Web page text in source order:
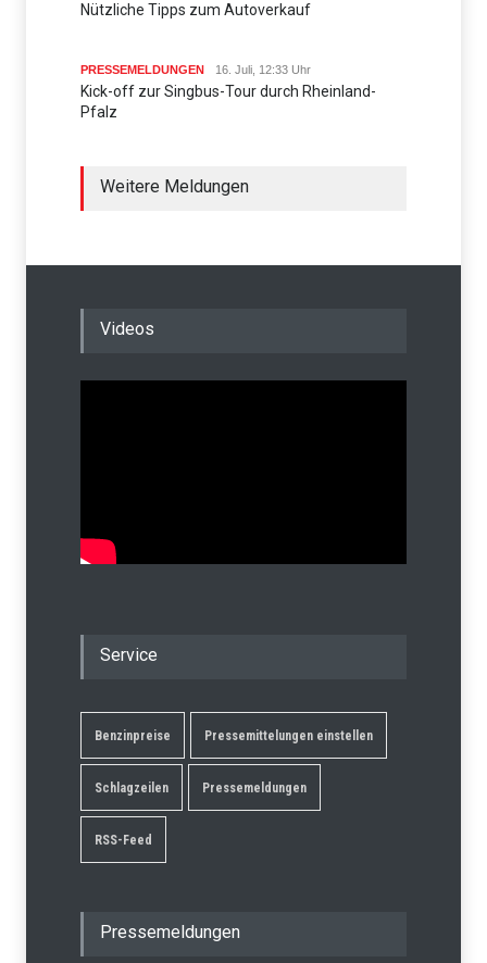
Nützliche Tipps zum Autoverkauf
PRESSEMELDUNGEN 16. Juli, 12:33 Uhr
Kick-off zur Singbus-Tour durch Rheinland-
Pfalz
Weitere Meldungen
Videos
Service
Benzinpreise Pressemittelungen einstellen
Schlagzeilen Pressemeldungen
RSS-Feed
Pressemeldungen